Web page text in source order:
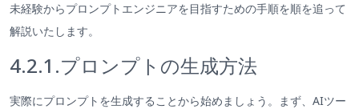
未経験からプロンプトエンジニアを目指すための手順を順を追って
解説いたします。
4.2.1.プロンプトの生成方法
実際にプロンプトを生成することから始めましょう。まず、AIツー